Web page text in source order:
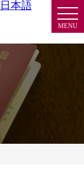
日本語
MENU